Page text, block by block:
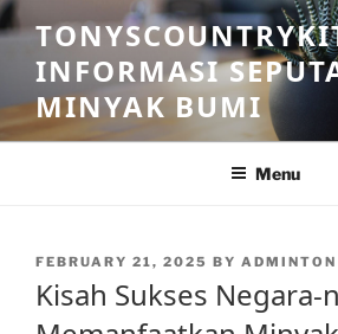
Skip
to
contentINFORMASI
MINYAK BUMI
Menu
POSTED
ON
FEBRUARY 21, 2025 BY ADMINTON
Kisah Sukses Negara-